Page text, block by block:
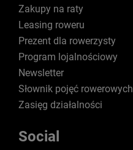
Zakupy na raty
Leasing roweru
Prezent dla rowerzysty
Program lojalnościowy
Newsletter
Słownik pojęć rowerowych
Zasięg działalności
Social